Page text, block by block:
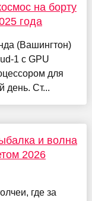
на борту
года
(Вашингтон)
1 с GPU
для
день. Ст...
и волна
2026
где за